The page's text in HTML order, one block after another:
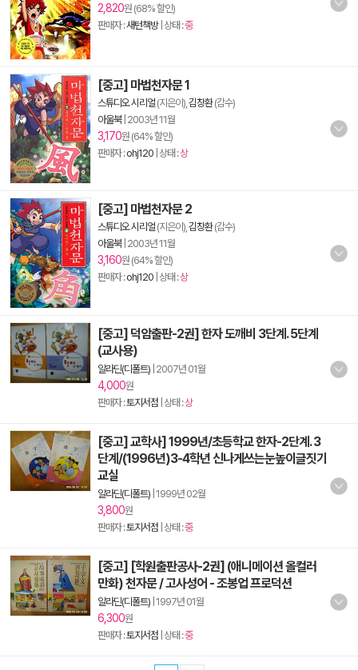
2,820원 (68% 할인)
판매자 :새턴책방| 상태 :중
[중고] 마법천자문 1
스튜디오 시리얼 (지은이), 김창환(감수)
아울북| 2003년 11월
3,170원 (64% 할인)
판매자 :ohj120 | 상태 :상
[중고] 마법천자문 2
스튜디오 시리얼 (지은이), 김창환(감수)
아울북| 2003년 11월
3,160원 (64% 할인)
판매자 :ohj120 | 상태 :상
[중고] 덕암출판-2권] 한자 도깨비 3단계. 5단계
(교사용)
알라딘(디폴트) 2007년 01월
4,000원
판매자 :토지서점 | 상태 :상
[중고] 교학사] 1999년/초등학교 한자-2단계. 3
단계/(1996년)3-4학년 신나게쓰는눈높이글짓기
교실
알라딘(디폴트) 1999년 02월
3,800원
판매자 :토지서점 | 상태 :중
[중고] [학원출판공사-2권] (애니메이션 올컬러
만화) 천자문 / 고사성어 - 조봉업 프로덕션
알라딘(디폴트) 1997년 01월
6,300원
판매자 :토지서점 | 상태 :중